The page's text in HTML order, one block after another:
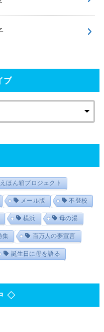
ブ
えほん箱プロジェクト
メール版 不登校
横浜 母の湯
集 百万人の夢宣言
誕生日に母を語る
◇